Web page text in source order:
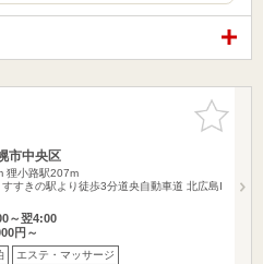
お気に入
りに追加
市中央区
狸小路駅207m
すきの駅より徒歩3分道央自動車道 北広島I
～翌4:00
円～
エステ・マッサージ